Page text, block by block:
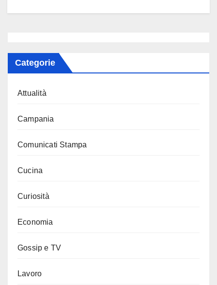
Categorie
Attualità
Campania
Comunicati Stampa
Cucina
Curiosità
Economia
Gossip e TV
Lavoro